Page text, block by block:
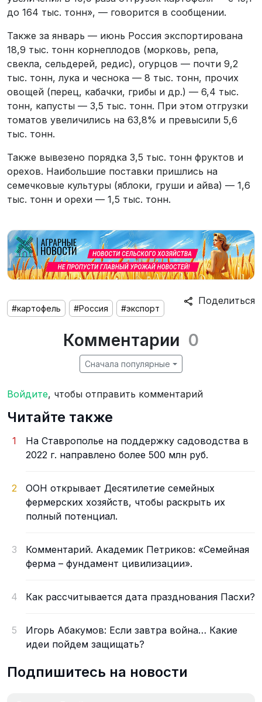
до 164 тыс. тонн», — говорится в сообщении.
Также за январь — июнь Россия экспортирована
18,9 тыс. тонн корнеплодов (морковь, репа,
свекла, сельдерей, редис), огурцов — почти 9,2
тыс. тонн, лука и чеснока — 8 тыс. тонн, прочих
овощей (перец, кабачки, грибы и др.) — 6,4 тыс.
тонн, капусты — 3,5 тыс. тонн. При этом отгрузки
томатов увеличились на 63,8% и превысили 5,6
тыс. тонн.
Также вывезено порядка 3,5 тыс. тонн фруктов и
орехов. Наибольшие поставки пришлись на
семечковые культуры (яблоки, груши и айва) — 1,6
тыс. тонн и орехи — 1,5 тыс. тонн.
Поделиться
#картофель #Россия #экспорт
Комментарии 0
Сначала популярные
Войдите, чтобы отправить комментарий
Читайте также
1
На Ставрополье на поддержку садоводства в
2022 г. направлено более 500 млн руб.
2
ООН открывает Десятилетие семейных
фермерских хозяйств, чтобы раскрыть их
полный потенциал.
3
Комментарий. Академик Петриков: «Семейная
ферма – фундамент цивилизации».
4 Как рассчитывается дата празднования Пасхи?
5
Игорь Абакумов: Если завтра война… Какие
идеи пойдем защищать?
Подпишитесь на новости